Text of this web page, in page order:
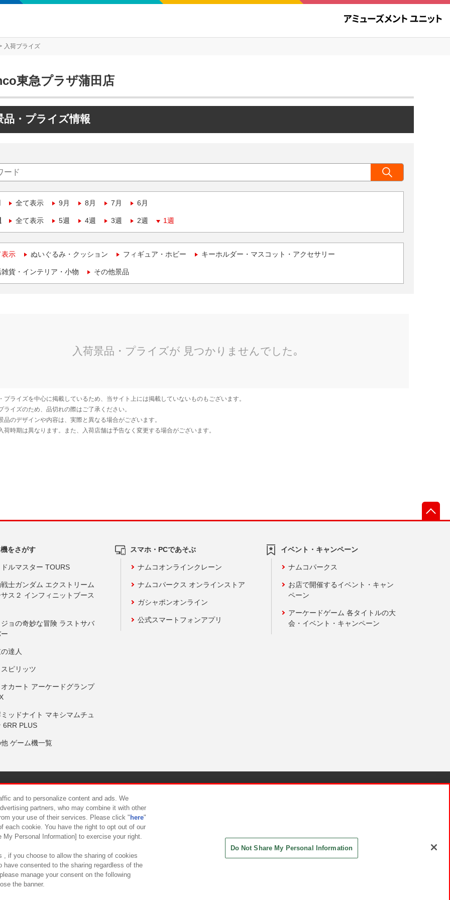
入荷プライズ
東急プラザ蒲田店
品・プライズ情報
全て表示 9月 8月 7月 6月
全て表示 5週 4週 3週 2週 1週
表示 ぬいぐるみ・クッション フィギュア・ホビー キーホルダー・マスコット・アクセサリー
貨・インテリア・小物 その他景品
をさがす
ルマスター TOURS
士ガンダム エクストリーム
ス２ インフィニットブース
ョの奇妙な冒険 ラストサバ
達人
ピリッツ
カート アーケードグランプ
ッドナイト マキシマムチュ
6RR PLUS
ゲーム機一覧
スマホ・PCであそぶ
ナムコオンラインクレーン
ナムコパークス オンラインストア
ガシャポンオンライン
公式スマートフォンアプリ
イベント・キャンペーン
ナムコパークス
お店で開催するイベント・キャン
ペーン
アーケードゲーム 各タイトルの大
会・イベント・キャンペーン
について カスタマーハラスメント対応方針
and to personalize content and ads. We
partners, who may combine it with other
your use of their services. Please click " here"
each cookie. You have the right to opt out of our
Personal Information] to exercise your right.
, if you choose to allow the sharing of cookies
have consented to the sharing regardless of the
manage your consent on the following
the banner.
Do Not Share My Personal Information